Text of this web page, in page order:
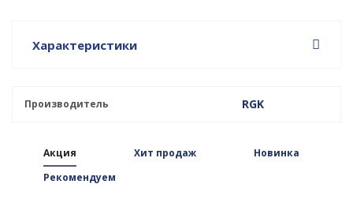
Характеристики
Производитель RGK
Акция Хит продаж
Новинка
Рекомендуем